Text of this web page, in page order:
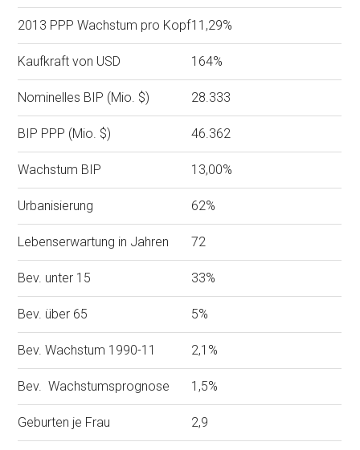
2013 PPP Wachstum pro Kopf11,29%
Kaufkraft von USD 164%
Nominelles BIP (Mio. $) 28.333
BIP PPP (Mio. $) 46.362
Wachstum BIP 13,00%
Urbanisierung 62%
Lebenserwartung in Jahren 72
Bev. unter 15 33%
Bev. über 65 5%
Bev. Wachstum 1990-11 2,1%
Bev. Wachstumsprognose 1,5%
Geburten je Frau 2,9